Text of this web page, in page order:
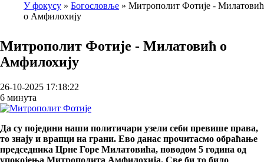
Breadcrumb
У фокусу Богословље
Митрополит Фотије - Милатовић
о Амфилохију
Митрополит Фотије - Милатовић о
Амфилохију
26-10-2025 17:18:22
6 минута
Да су поједини наши политичари узели себи превише права,
то знају и врапци на грани. Ево данас прочитасмо обраћање
председника Црне Горе Милатовића, поводом 5 година од
упокојења Митрополита Амфилохија. Све би то било